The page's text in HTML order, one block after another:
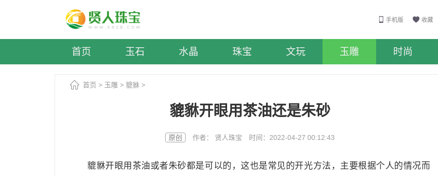
手机版 收藏
首页 玉石 水晶 珠宝 文玩 玉雕 时尚
首页 > 玉雕 > 貔貅 >
貔貅开眼用茶油还是朱砂
原创 作者： 贤人珠宝 时间：2022-04-27 00:12:43
貔貅开眼用茶油或者朱砂都是可以的，这也是常见的开光方法，主要根据个人的情况而